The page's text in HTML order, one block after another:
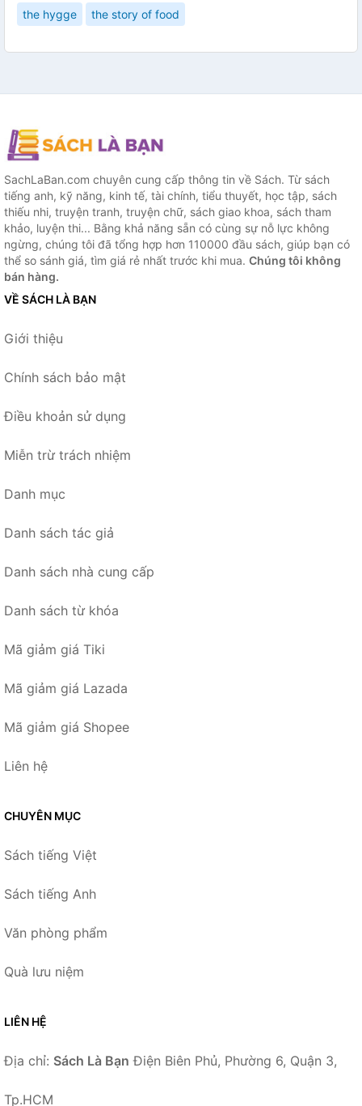
the hygge the story of food
SachLaBan.com chuyên cung cấp thông tin về Sách. Từ sách
tiếng anh, kỹ năng, kinh tế, tài chính, tiểu thuyết, học tập, sách
thiếu nhi, truyện tranh, truyện chữ, sách giao khoa, sách tham
khảo, luyện thi... Bằng khả năng sẵn có cùng sự nỗ lực không
ngừng, chúng tôi đã tổng hợp hơn 110000 đầu sách, giúp bạn có
thể so sánh giá, tìm giá rẻ nhất trước khi mua. Chúng tôi không
bán hàng.
VỀ SÁCH LÀ BẠN
Giới thiệu
Chính sách bảo mật
Điều khoản sử dụng
Miễn trừ trách nhiệm
Danh mục
Danh sách tác giả
Danh sách nhà cung cấp
Danh sách từ khóa
Mã giảm giá Tiki
Mã giảm giá Lazada
Mã giảm giá Shopee
Liên hệ
CHUYÊN MỤC
Sách tiếng Việt
Sách tiếng Anh
Văn phòng phẩm
Quà lưu niệm
LIÊN HỆ
Địa chỉ: Sách Là Bạn Điện Biên Phủ, Phường 6, Quận 3,
Tp.HCM